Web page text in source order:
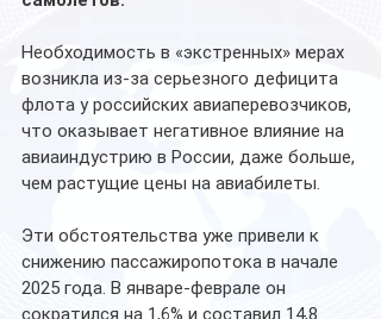
Необходимость в «экстренных» мерах
возникла из-за серьезного дефицита
флота у российских авиаперевозчиков,
что оказывает негативное влияние на
авиаиндустрию в России, даже больше,
чем растущие цены на авиабилеты.
Эти обстоятельства уже привели к
снижению пассажиропотока в начале
2025 года. В январе-феврале он
сократился на 1,6% и составил 14,8